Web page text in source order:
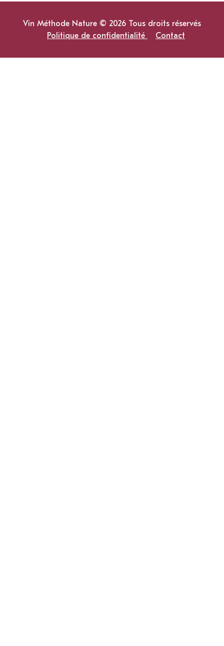
Vin Méthode Nature © 2026 Tous droits réservés
Politique de confidentialité
Contact